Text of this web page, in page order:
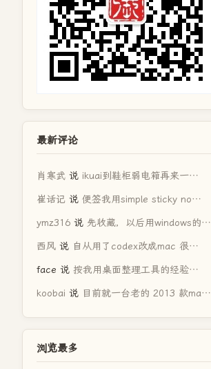
最新评论
肖寒武 说 ikuai到鞋柜弱电箱再来一…
崔话记 说 便签我用simple sticky no…
ymz316 说 先收藏，以后用windows的…
西风 说 自从用了codex改成mac 很…
face 说 按我用桌面整理工具的经验…
koobai 说 目前就一台老的 2013 款ma…
浏览最多